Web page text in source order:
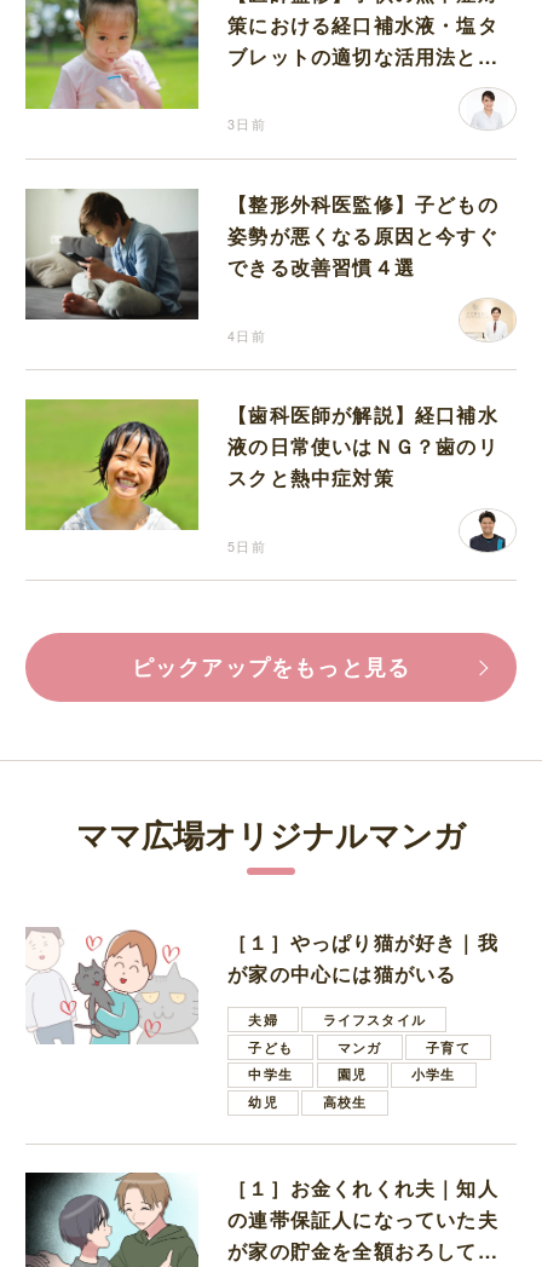
策における経口補水液・塩タ
ブレットの適切な活用法と水
3日前
【整形外科医監修】子どもの
姿勢が悪くなる原因と今すぐ
できる改善習慣４選
4日前
【歯科医師が解説】経口補水
液の日常使いはＮＧ？歯のリ
スクと熱中症対策
5日前
ピックアップをもっと見る
ママ広場オリジナルマンガ
［１］やっぱり猫が好き｜我
が家の中心には猫がいる
夫婦
ライフスタイル
子ども
マンガ
子育て
中学生
園児
小学生
幼児
高校生
［１］お金くれくれ夫｜知人
の連帯保証人になっていた夫
が家の貯金を全額おろしてほ